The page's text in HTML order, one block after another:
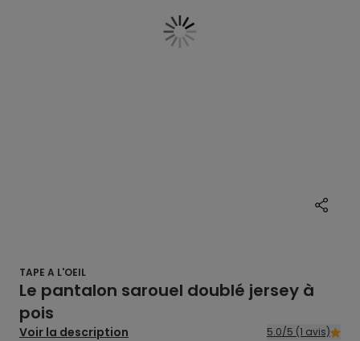
TAPE A L'OEIL
Le pantalon sarouel doublé jersey à
pois
Voir la description 5.0/5 (1 avis)